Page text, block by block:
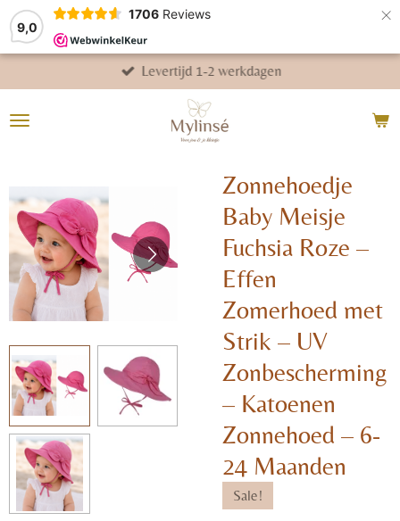
9,0
1706 Reviews ×
Levertijd 1-2 werkdagen
Zonnehoedje
Baby Meisje
Fuchsia Roze –
Effen
Zomerhoed met
Strik – UV
Zonbescherming
– Katoenen
Zonnehoed – 6-
24 Maanden
Sale!